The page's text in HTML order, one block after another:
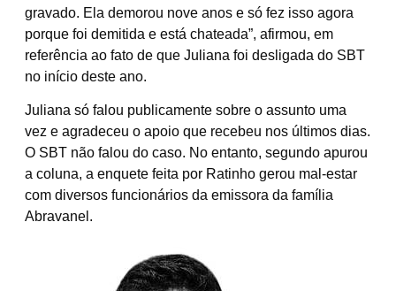
gravado. Ela demorou nove anos e só fez isso agora
porque foi demitida e está chateada”, afirmou, em
referência ao fato de que Juliana foi desligada do SBT
no início deste ano.
Juliana só falou publicamente sobre o assunto uma
vez e agradeceu o apoio que recebeu nos últimos dias.
O SBT não falou do caso. No entanto, segundo apurou
a coluna, a enquete feita por Ratinho gerou mal-estar
com diversos funcionários da emissora da família
Abravanel.